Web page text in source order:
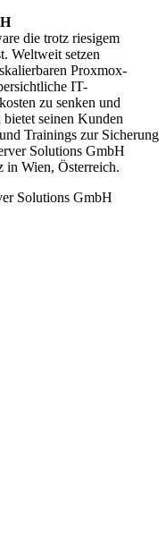
die trotz riesigem
Weltweit setzen
Proxmox-
IT-
zu senken und
seinen Kunden
Trainings zur Sicherung
Solutions GmbH
in Wien, Österreich.
Solutions GmbH